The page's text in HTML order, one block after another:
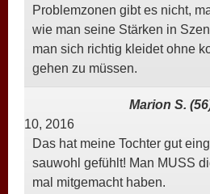
Problemzonen gibt es nicht,
wie man seine Stärken in
man sich richtig kleidet ohne
gehen zu müssen.
Marion S.
10, 2016
Das hat meine Tochter gut
sauwohl gefühlt! Man MUSS
mal mitgemacht haben.